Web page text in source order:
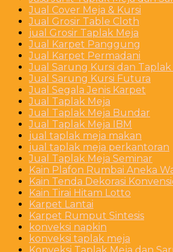
Jual Cover Meja & Kursi
Jual Grosir Table Cloth
jual Grosir Taplak Meja
Jual Karpet Panggung
Jual Karpet Permadani
Jual Sarung Kursi dan Taplak
Jual Sarung Kursi Futura
Jual Segala Jenis Karpet
Jual Taplak Meja
Jual Taplak Meja Bundar
Jual Taplak Meja IBM
jual taplak meja makan
jual taplak meja perkantoran
Jual Taplak Meja Seminar
Kain Plafon Rumbai Aneka
Kain Tenda Dekorasi
Kain Tirai Hitam Lotto
Karpet Lantai
Karpet Rumput Sintesis
konveksi napkin
konveksi taplak meja